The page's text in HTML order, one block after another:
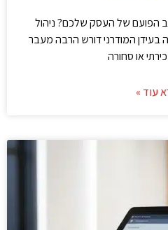
הפועם של העסק שלכם? ניהול
בעידן המודרני דורש הרבה מעבר
או סחורה
עוד »